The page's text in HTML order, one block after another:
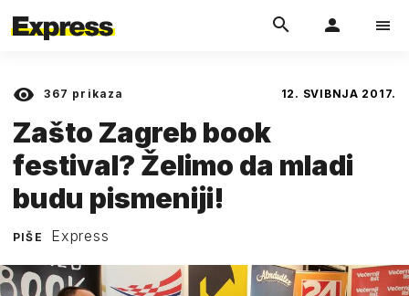
367 prikaza 12. SVIBNJA 2017.
Zašto Zagreb book
festival? Želimo da mladi
budu pismeniji!
PIŠE Express